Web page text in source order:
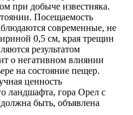
при добыче известняка.
Посещаемость
современные, не
0,5 см, края трещин
результатом
о негативном влиянии
на состояние пещер.
ценность
ландшафта, гора Орел с
быть, объявлена